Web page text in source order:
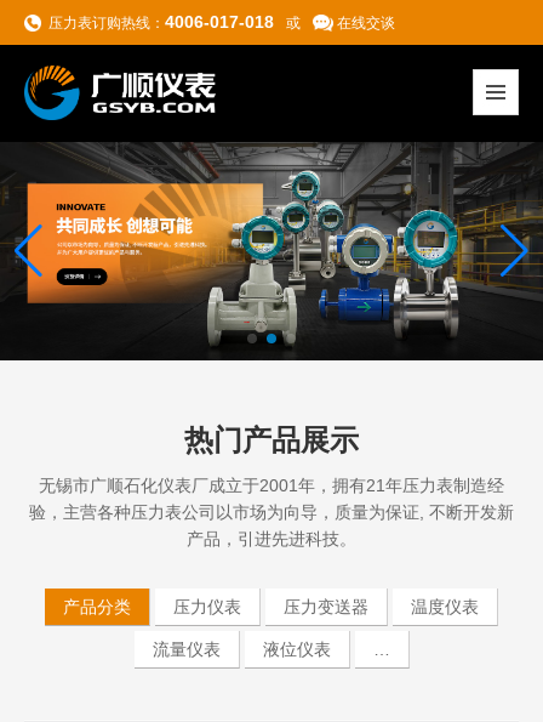
压力表订购热线： 4006-017-018 或 在线交谈
热门产品展示
无锡市广顺石化仪表厂成立于2001年，拥有21年压力表制造经
验，主营各种压力表公司以市场为向导，质量为保证, 不断开发新
产品，引进先进科技。
产品分类 压力仪表 压力变送器 温度仪表
流量仪表 液位仪表